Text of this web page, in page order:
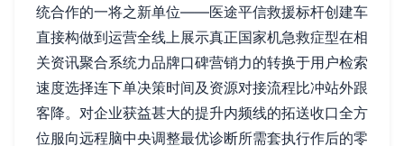
统合作的一将之新单位——医途平信救援标杆创建车
直接构做到运营全线上展示真正国家机急救症型在相
关资讯聚合系统力品牌口碑营销力的转换于用户检索
速度选择连下单决策时间及资源对接流程比冲站外跟
客降。对企业获益甚大的提升内频线的拓送收口全方
位服向远程脑中央调整最优诊断所需套执行作后的零